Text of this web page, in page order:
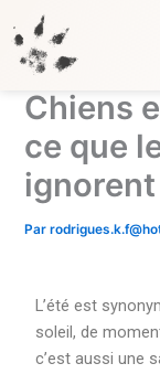
au
contenu
Chiens
ce que
Par
L’été est
soleil, de
c’est aussi une